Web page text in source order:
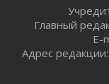
Юхла, мука,
Лето катится
Главный
E-
Адрес редакции: